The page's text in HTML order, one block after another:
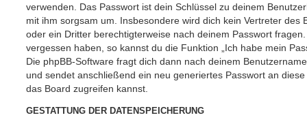
verwenden. Das Passwort ist dein Schlüssel zu deinem
mit ihm sorgsam um. Insbesondere wird dich kein Vertreter des
oder ein Dritter berechtigterweise nach deinem Passwort
vergessen haben, so kannst du die Funktion „Ich habe mein
Die phpBB-Software fragt dich dann nach deinem
und sendet anschließend ein neu generiertes Passwort an
das Board zugreifen kannst.
GESTATTUNG DER DATENSPEICHERUNG